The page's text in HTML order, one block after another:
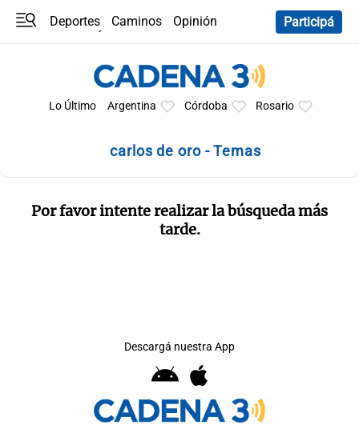
Deportes Caminos
Opinión
Participá
Lo Último Argentina Córdoba Rosario
carlos de oro - Temas
Por favor intente realizar la búsqueda más
tarde.
Descargá nuestra App